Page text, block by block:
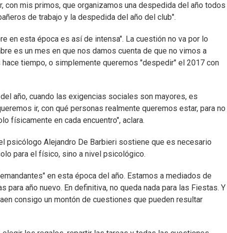
mis primos, que organizamos una despedida del año todos
de trabajo y la despedida del año del club".
en esta época es así de intensa". La cuestión no va por lo
es un mes en que nos damos cuenta de que no vimos a
tiempo, o simplemente queremos "despedir" el 2017 con
año, cuando las exigencias sociales son mayores, es
ir, con qué personas realmente queremos estar, para no
físicamente en cada encuentro", aclara.
psicólogo Alejandro De Barbieri sostiene que es necesario
para el físico, sino a nivel psicológico.
en esta época del año. Estamos a mediados de
año nuevo. En definitiva, no queda nada para las Fiestas. Y
consigo un montón de cuestiones que pueden resultar